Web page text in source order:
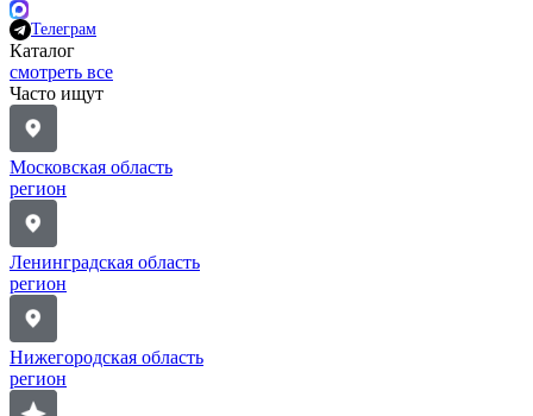
Телеграм
Каталог
смотреть все
Часто ищут
Московская область
регион
Ленинградская область
регион
Нижегородская область
регион